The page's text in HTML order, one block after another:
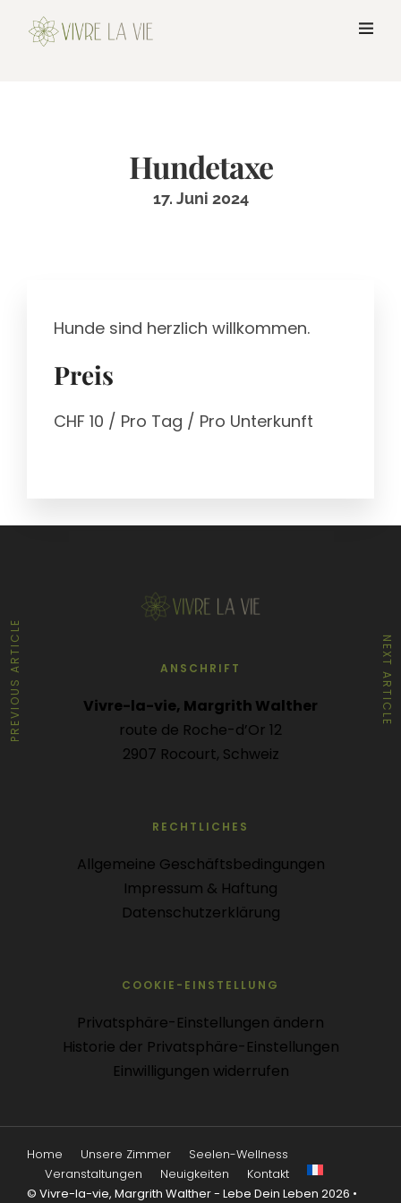
Hundetaxe
17. Juni 2024
Hunde sind herzlich willkommen.
Preis
CHF 10 / Pro Tag / Pro Unterkunft
PREVIOUS ARTICLE NEXT ARTICLE
ANSCHRIFT
Vivre-la-vie, Margrith Walther
route de Roche-d’Or 12
2907 Rocourt, Schweiz
RECHTLICHES
Allgemeine Geschäftsbedingungen
Impressum & Haftung
Datenschutzerklärung
COOKIE-EINSTELLUNG
Privatsphäre-Einstellungen ändern
Historie der Privatsphäre-Einstellungen
Einwilligungen widerrufen
Home Unsere Zimmer
Seelen-Wellness
Veranstaltungen
Neuigkeiten
Kontakt
© Vivre-la-vie, Margrith Walther - Lebe Dein Leben 2026 •